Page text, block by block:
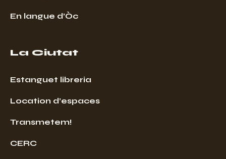
En langue d’Òc
La Ciutat
Estanguet libreria
Location d’espaces
Transmetem!
CERC